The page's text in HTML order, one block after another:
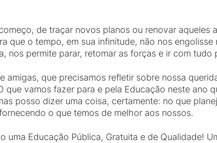
de traçar novos planos ou renovar aqueles
que o tempo, em sua infinitude, não nos engolisse
nos permite parar, retomar as forças e ir com tudo
amigas, que precisamos refletir sobre nossa
que vamos fazer para e pela Educação neste ano
posso dizer uma coisa, certamente: no que
o que temos de melhor aos nossos.
uma Educação Pública, Gratuita e de Qualidade!